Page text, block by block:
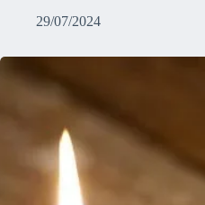
29/07/2024